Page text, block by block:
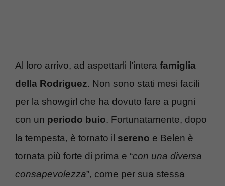
Al loro arrivo, ad aspettarli l’intera famiglia
della Rodriguez. Non sono stati mesi facili
per la showgirl che ha dovuto fare a pugni
con un periodo buio. Fortunatamente, dopo
la tempesta, è tornato il sereno e Belen è
tornata più forte di prima e “con una diversa
consapevolezza”, come per sua stessa